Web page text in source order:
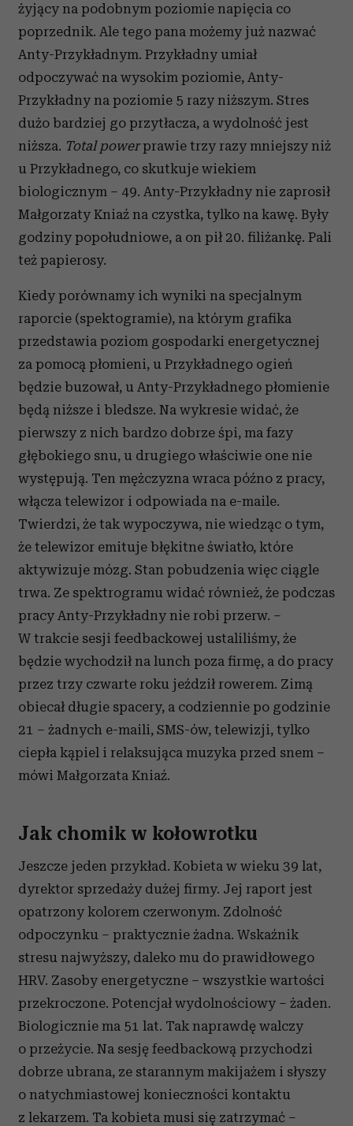
korzystasz z naszej witryny, udostępniamy partnerom
społecznościowym, reklamowym i analitycznym.
Partnerzy mogą połączyć te informacje z innymi danymi
otrzymanymi od Ciebie lub uzyskanymi podczas
korzystania z ich usług.
żyjący na podobnym poziomie napięcia co
poprzednik. Ale tego pana możemy już nazwać
Anty-Przykładnym. Przykładny umiał
odpoczywać na wysokim poziomie, Anty-
Przykładny na poziomie 5 razy niższym. Stres
dużo bardziej go przytłacza, a wydolność jest
niższa. Total powerprawie trzy razy mniejszy niż
u Przykładnego, co skutkuje wiekiem
biologicznym – 49. Anty-Przykładny nie zaprosił
Małgorzaty Kniaź na czystka, tylko na kawę. Były
godziny popołudniowe, a on pił 20. filiżankę. Pali
też papierosy.
Kiedy porównamy ich wyniki na specjalnym
raporcie (spektogramie), na którym grafika
przedstawia poziom gospodarki energetycznej
za pomocą płomieni, u Przykładnego ogień
będzie buzował, u Anty-Przykładnego płomienie
będą niższe i bledsze. Na wykresie widać, że
pierwszy z nich bardzo dobrze śpi, ma fazy
głębokiego snu, u drugiego właściwie one nie
występują. Ten mężczyzna wraca późno z pracy,
włącza telewizor i odpowiada na e-maile.
Twierdzi, że tak wypoczywa, nie wiedząc o tym,
że telewizor emituje błękitne światło, które
aktywizuje mózg. Stan pobudzenia więc ciągle
trwa. Ze spektrogramu widać również, że podczas
pracy Anty-Przykładny nie robi przerw. –
W trakcie sesji feedbackowej ustaliliśmy, że
będzie wychodził na lunch poza firmę, a do pracy
przez trzy czwarte roku jeździł rowerem. Zimą
obiecał długie spacery, a codziennie po godzinie
21 – żadnych e-maili, SMS-ów, telewizji, tylko
ciepła kąpiel i relaksująca muzyka przed snem –
mówi Małgorzata Kniaź.
Jak chomik w kołowrotku
Jeszcze jeden przykład. Kobieta w wieku 39 lat,
dyrektor sprzedaży dużej firmy. Jej raport jest
opatrzony kolorem czerwonym. Zdolność
odpoczynku – praktycznie żadna. Wskaźnik
stresu najwyższy, daleko mu do prawidłowego
HRV. Zasoby energetyczne – wszystkie wartości
przekroczone. Potencjał wydolnościowy – żaden.
Biologicznie ma 51 lat. Tak naprawdę walczy
o przeżycie. Na sesję feedbackową przychodzi
dobrze ubrana, ze starannym makijażem i słyszy
o natychmiastowej konieczności kontaktu
z lekarzem. Ta kobieta musi się zatrzymać –